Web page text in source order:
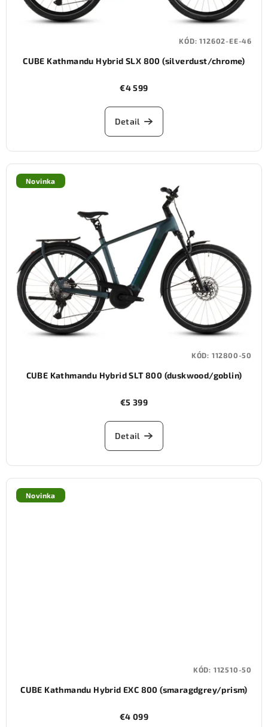
CUBE Kathmandu Hybrid SLX 800 (silverdust/chrome)
€4 599
Detail
KÓD:112602-EE-46
Novinka
CUBE Kathmandu Hybrid SLT 800 (duskwood/goblin)
€5 399
Detail
KÓD: 112800-50
Novinka
CUBE Kathmandu Hybrid EXC 800 (smaragdgrey/prism)
€4 099
KÓD: 112510-50